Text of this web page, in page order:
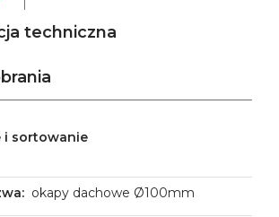
techniczna
i sortowanie
okapy dachowe Ø100mm